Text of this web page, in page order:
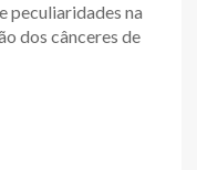
peculiaridades na
dos cânceres de